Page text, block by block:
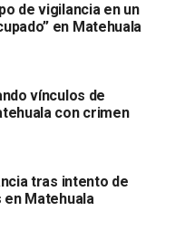
donde salió la
MATEHUALA
robo en la
La Pila; se habría
de vigilancia en un
en Matehuala
vínculos de
con crimen
tras intento de
en Matehuala